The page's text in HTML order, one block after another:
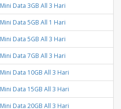
Mini Data 3GB All 3 Hari
Mini Data 5GB All 1 Hari
Mini Data 5GB All 3 Hari
Mini Data 7GB All 3 Hari
Mini Data 10GB All 3 Hari
Mini Data 15GB All 3 Hari
Mini Data 20GB All 3 Hari